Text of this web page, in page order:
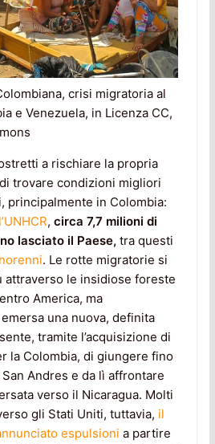
crisi migratoria al
e Venezuela, in Licenza CC,
a rischiare la propria
trovare condizioni migliori
principalmente in Colombia:
, circa 7,7 milioni di
lasciato il Paese,tra questi
. Le rotte migratorie si
attraverso le insidiose foreste
America, ma
una nuova, definita
tramite l’acquisizione di
la Colombia, di giungere fino
Andres e da lì affrontare
verso il Nicaragua. Molti
gli Stati Uniti, tuttavia, il
espulsioni a partire